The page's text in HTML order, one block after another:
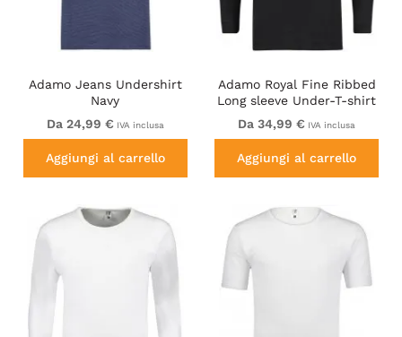
Adamo Jeans Undershirt
Navy
Da 24,99 € IVA inclusa
Aggiungi al carrello
Adamo Royal Fine Ribbed
Long sleeve Under-T-shirt
Black
Da 34,99 € IVA inclusa
Aggiungi al carrello